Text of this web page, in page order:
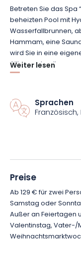
Betreten Sie das Spa
beheizten Pool mit
Wasserfallbrunnen,
Hammam, eine
wird Sie in eine
Alltags schnell
gewährleisten, wird
Verfügung gestellt.
Buchen Sie jetzt Ihre
Hotel, Restaurant
Weiter lesen
Sprachen
Preise
Ab 129 € für zwei
Samstag oder
Außer an Feiertagen
Valentinstag, Vater-/